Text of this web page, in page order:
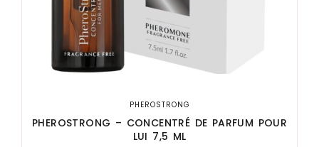
PHEROSTRONG
PHEROSTRONG – CONCENTRÉ DE PARFUM POUR
LUI 7,5 ML